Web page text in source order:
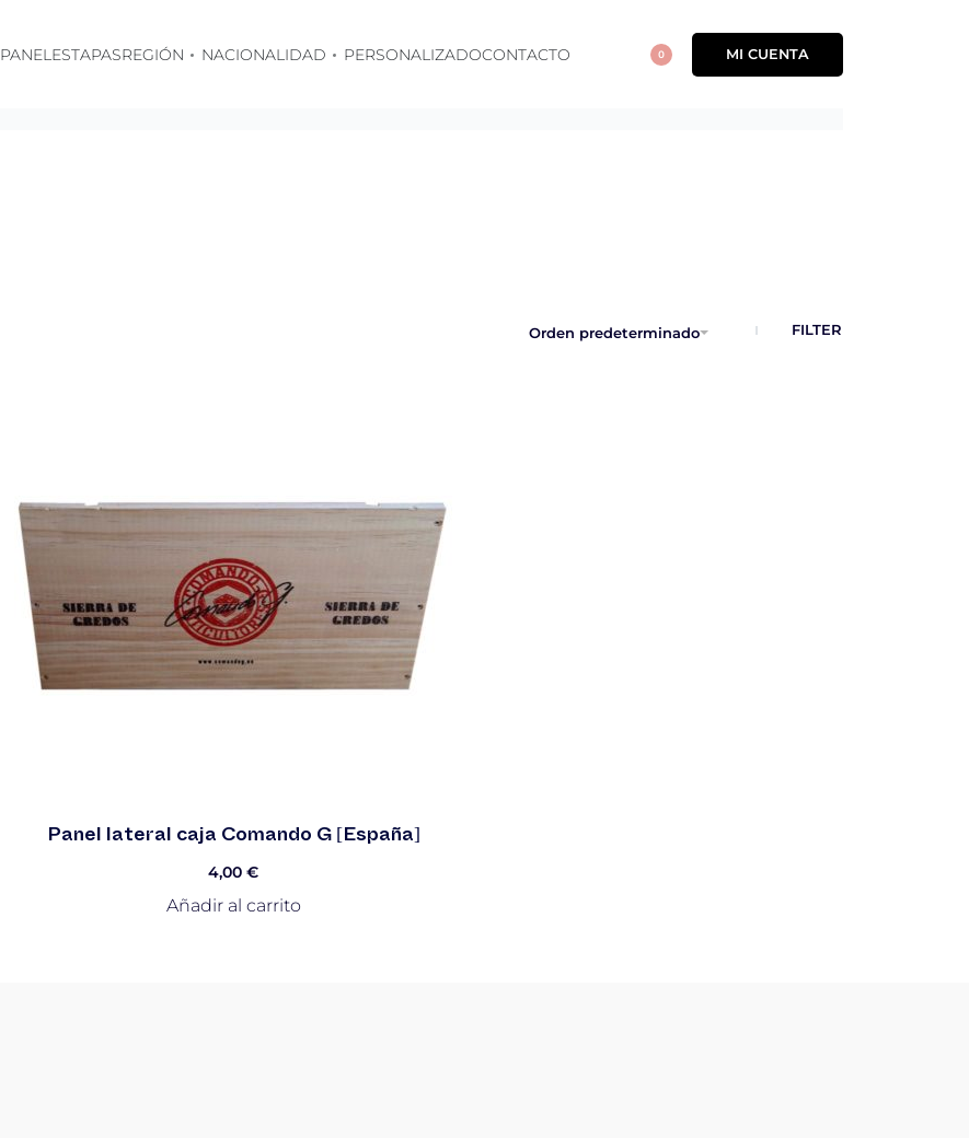
PANELESTAPASREGIÓN NACIONALIDAD PERSONALIZADOCONTACTO 0
OPEN
MI
MI CUENTA
Orden predeterminado FILTER
Panel lateral caja Comando G [España]
4,00 €
Añadir al carrito